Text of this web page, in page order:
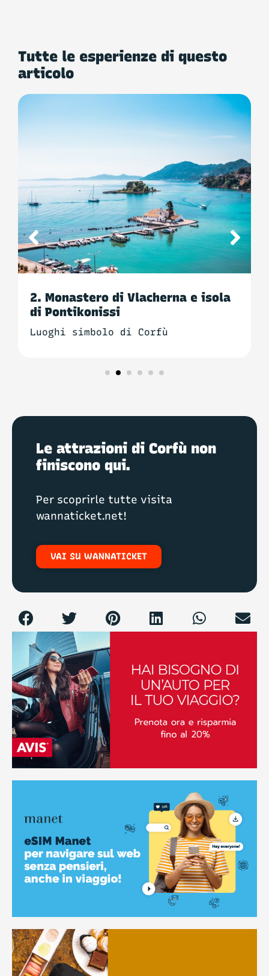
Tutte le esperienze di questo
articolo
2. Monastero di Vlacherna e isola
di Pontikonissi
Luoghi simbolo di Corfù
Le attrazioni di Corfù non
finiscono qui.
Per scoprirle tutte visita
wannaticket.net!
VAI SU WANNATICKET